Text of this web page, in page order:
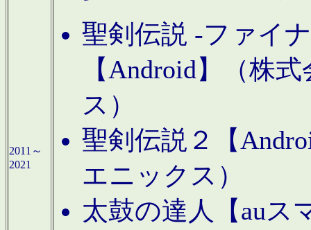
2011～
2021
聖剣伝説 -ファイ
【Android】（株
ス）
聖剣伝説２【
エニックス）
太鼓の達人【auス